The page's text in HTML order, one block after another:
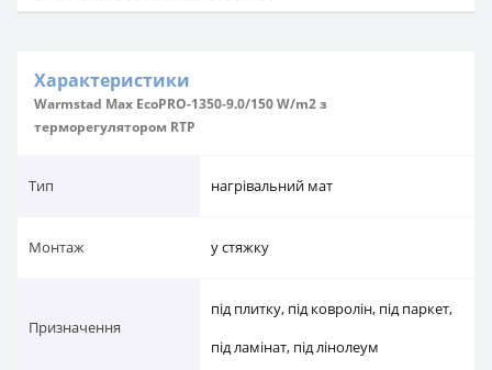
Характеристики
Warmstad Max EcoPRO-1350-9.0/150 W/m2 з
терморегулятором RTP
Тип нагрівальний мат
Монтаж у стяжку
Призначення
під плитку, під ковролін, під паркет,
під ламінат, під лінолеум